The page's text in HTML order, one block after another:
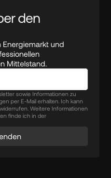
den
Energiemarkt und
Mittelstand.
sowie Informationen zu
per E-Mail erhalten. Ich kann
Weitere Informationen
finde ich in der